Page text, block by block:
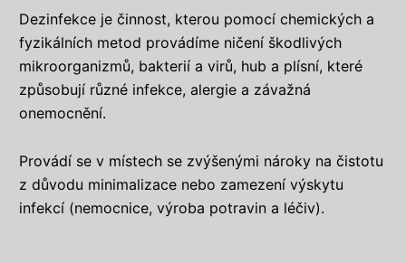
Dezinfekce je činnost, kterou pomocí chemických a
fyzikálních metod provádíme ničení škodlivých
mikroorganizmů, bakterií a virů, hub a plísní, které
způsobují různé infekce, alergie a závažná
onemocnění.
Provádí se v místech se zvýšenými nároky na čistotu
z důvodu minimalizace nebo zamezení výskytu
infekcí (nemocnice, výroba potravin a léčiv).